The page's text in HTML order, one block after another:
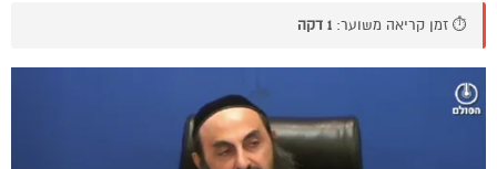
⏱️ זמן קריאה משוער: 1 דקה